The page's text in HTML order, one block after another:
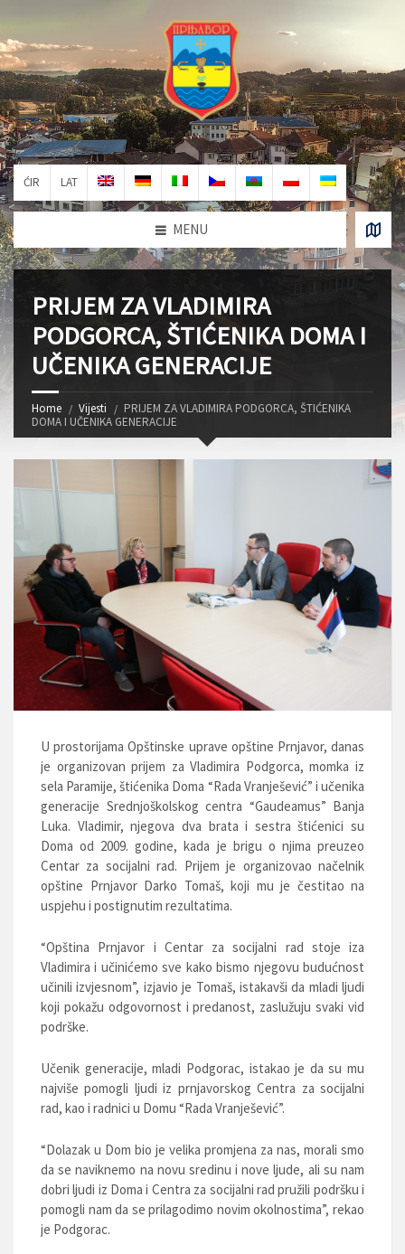
ĆIR LAT
MENU
PRIJEM ZA VLADIMIRA
PODGORCA, ŠTIĆENIKA DOMA I
UČENIKA GENERACIJE
Home Vijesti
PRIJEM ZA VLADIMIRA PODGORCA, ŠTIĆENIKA
DOMA I UČENIKA GENERACIJE
U prostorijama Opštinske uprave opštine Prnjavor, danas
je organizovan prijem za Vladimira Podgorca, momka iz
sela Paramije, štićenika Doma “Rada Vranješević” i učenika
generacije Srednjoškolskog centra “Gaudeamus” Banja
Luka. Vladimir, njegova dva brata i sestra štićenici su
Doma od 2009. godine, kada je brigu o njima preuzeo
Centar za socijalni rad. Prijem je organizovao načelnik
opštine Prnjavor Darko Tomaš, koji mu je čestitao na
uspjehu i postignutim rezultatima.
“Opština Prnjavor i Centar za socijalni rad stoje iza
Vladimira i učinićemo sve kako bismo njegovu budućnost
učinili izvjesnom”, izjavio je Tomaš, istakavši da mladi ljudi
koji pokažu odgovornost i predanost, zaslužuju svaki vid
podrške.
Učenik generacije, mladi Podgorac, istakao je da su mu
najviše pomogli ljudi iz prnjavorskog Centra za socijalni
rad, kao i radnici u Domu “Rada Vranješević”.
“Dolazak u Dom bio je velika promjena za nas, morali smo
da se naviknemo na novu sredinu i nove ljude, ali su nam
dobri ljudi iz Doma i Centra za socijalni rad pružili podršku i
pomogli nam da se prilagodimo novim okolnostima”, rekao
je Podgorac.